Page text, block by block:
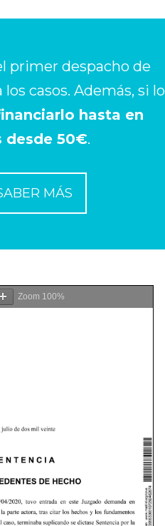
primer despacho de
casos. Además, si lo
hasta en
desde 50€.
MÁS
Zoom 100%